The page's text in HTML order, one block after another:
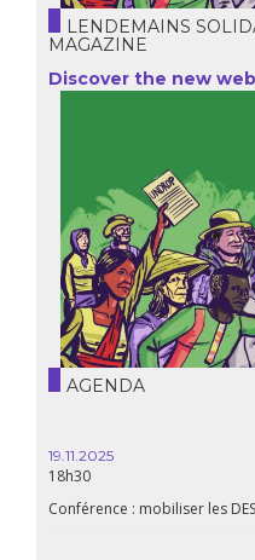
LENDEMAINS
MAGAZINE
Discover the new
AGENDA
19.11.2025
18h30
Conférence : mobiliser les